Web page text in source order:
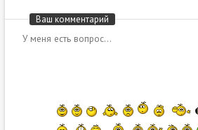
Ваш комментарий